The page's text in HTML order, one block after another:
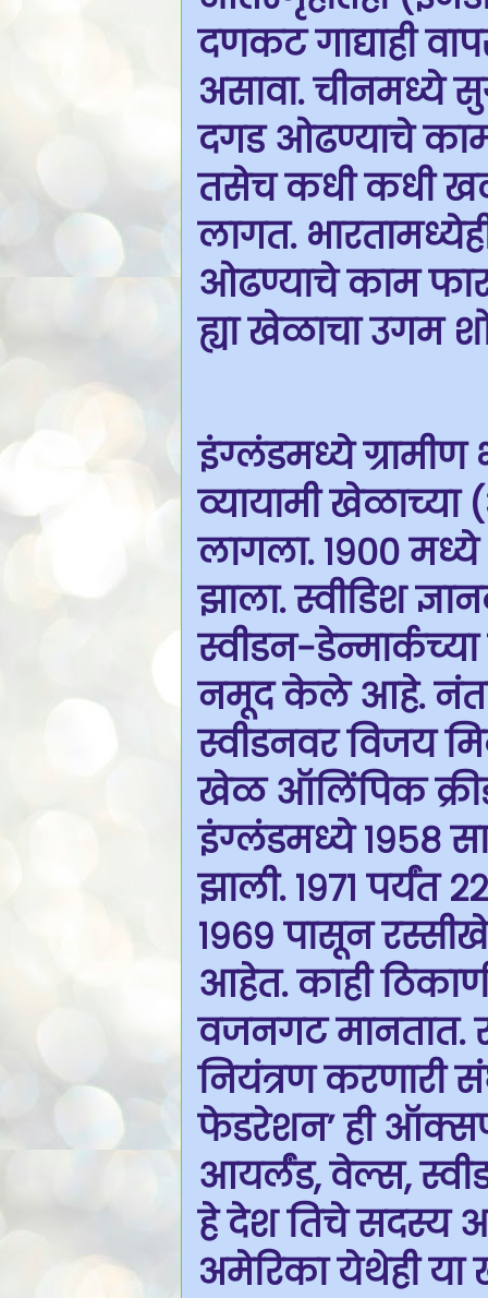
दणकट गाद्याही
असावा. चीनमध्ये
दगड ओढण्याचे
तसेच कधी कधी
लागत.
ओढण्याचे काम
ह्या खेळाचा उगम
इंग्लंडमध्ये
व्यायामी
लागला. १९०० मध्ये
झाला. स्वीडिश
नमूद केले आहे. नंतर
स्वीडनवर विजय
खेळ ऑलिंपिक
इंग्लंडमध्ये १९५८
झाली. १९७१ पर्यंत
१९६९ पासून
आहेत. काही
वजनगट मानतात.
नियंत्रण करणारी
फेडरेशन’ ही
आयर्लंड, वेल्स,
हे देश तिचे सदस्य
अमेरिका येथेही या